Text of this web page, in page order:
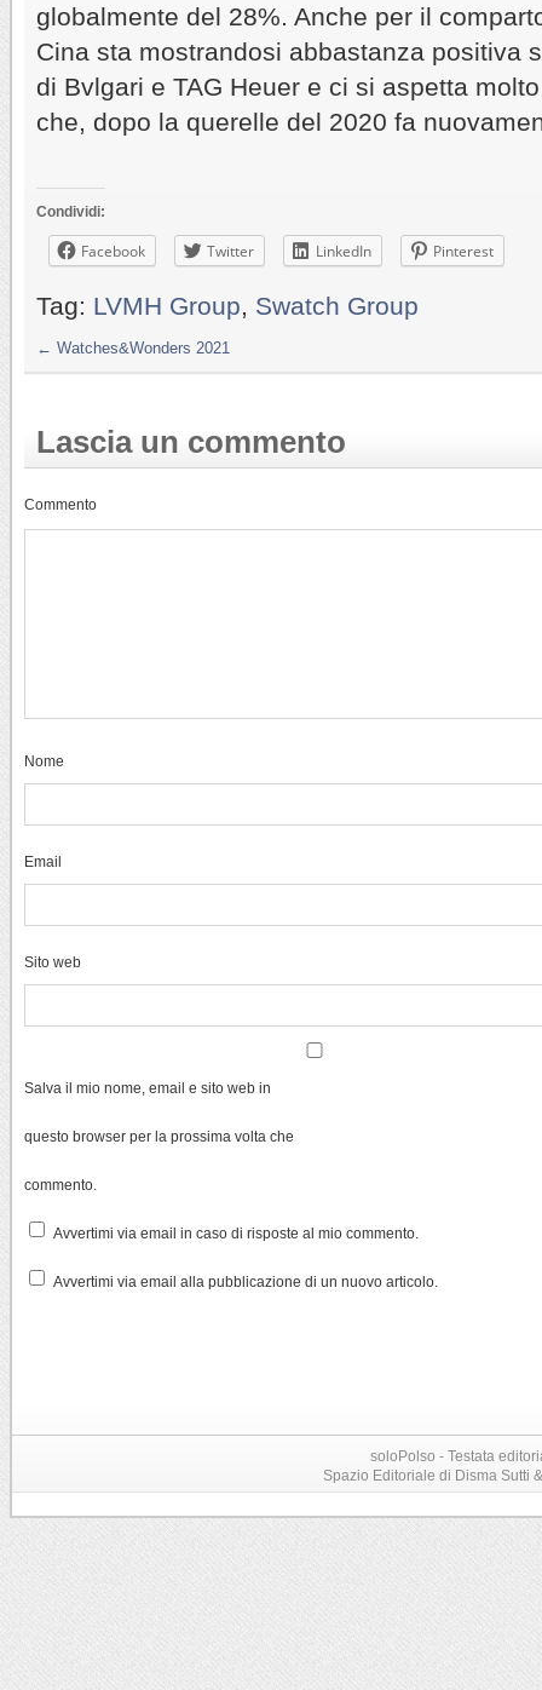
globalmente del 28%. Anche per il
Cina sta mostrandosi abbastanza positiva
di Bvlgari e TAG Heuer e ci si aspetta
che, dopo la querelle del 2020 fa
Condividi:
Facebook Twitter LinkedIn Pinterest
Tag: LVMH Group Swatch Group
← Watches&Wonders 2021
Lascia un commento
Commento
Nome
Email
Sito web
Salva il mio nome, email e sito web in
questo browser per la prossima volta che
commento.
Avvertimi via email in caso di risposte al mio commento.
Avvertimi via email alla pubblicazione di un nuovo articolo.
soloPolso - Testata
Spazio Editoriale di Disma Sutti